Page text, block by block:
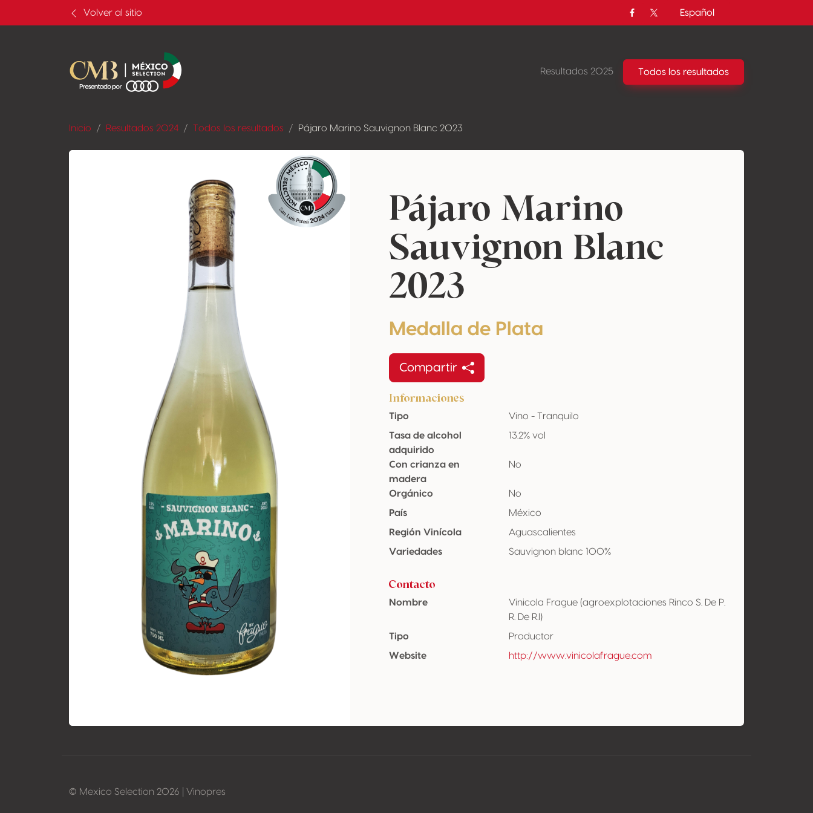
Volver al sitio
FacebookTwitter / X
Español
Resultados 2025 Todos los resultados
Inicio Resultados 2024 Todos los resultados Pájaro Marino Sauvignon Blanc 2023
Pájaro Marino
Sauvignon Blanc
2023
Medalla de Plata
Compartir
Informaciones
Tipo
Vino - Tranquilo
Tasa de alcohol
adquirido
13.2% vol
Con crianza en
madera
No
Orgánico
No
País
México
Región Vinícola
Aguascalientes
Variedades
Sauvignon blanc 100%
Contacto
Nombre
Vinicola Frague (agroexplotaciones Rinco S. De P.
R. De R.l)
Tipo
Productor
Website
http://www.vinicolafrague.com
© Mexico Selection 2026 | Vinopres